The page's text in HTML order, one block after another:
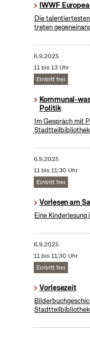
IWWF
Die
treten
6.9.2025
11 bis 13 Uhr
Eintritt frei
Kommunal-
Politik
Im Gespräch mit
6.9.2025
11 bis 11:30 Uhr
Eintritt frei
Vorlesen am
Eine
6.9.2025
11 bis 11:30 Uhr
Eintritt frei
Vorlesezeit